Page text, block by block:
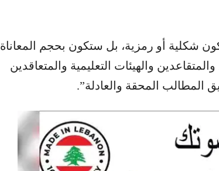
شكلية أو رمزية، بل ستكون بحجم المعاناة
والهيئات التعليمية والمتعاقدين
المطالب المحقة والعادلة”.